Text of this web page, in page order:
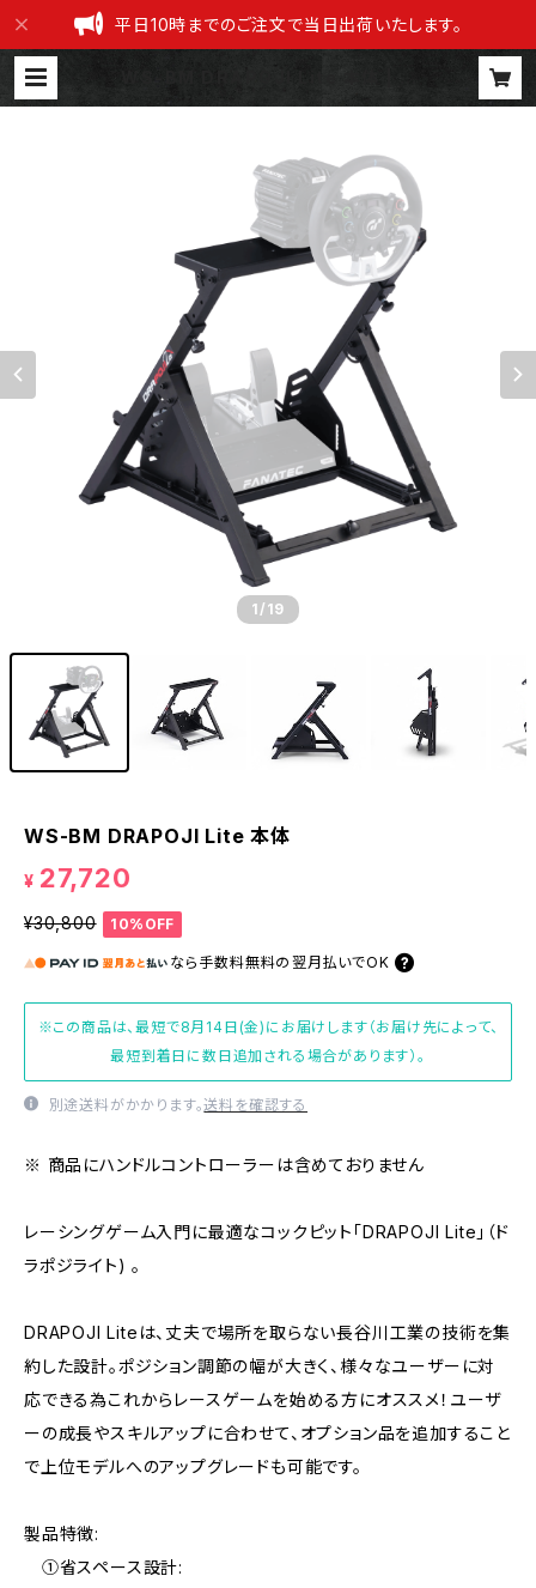
平日10時までのご注文で当日出荷いたします。
1 /19
WS-BM DRAPOJI Lite 本体
¥ 27,720
¥30,800 10%OFF
なら 手数料無料の 翌月払いでOK
※この商品は、最短で8月14日(金)にお届けします（お届け先によって、
最短到着日に数日追加される場合があります）。
別途送料がかかります。送料を確認する
※ 商品にハンドルコントローラーは含めておりません
レーシングゲーム入門に最適なコックピット「DRAPOJI Lite」（ド
ラポジライト) 。
DRAPOJI Liteは、丈夫で場所を取らない長谷川工業の技術を集
約した設計。ポジション調節の幅が大きく、様々なユーザーに対
応できる為これからレースゲームを始める方にオススメ！ユーザ
ーの成長やスキルアップに合わせて、オプション品を追加すること
で上位モデルへのアップグレードも可能です。
製品特徴:
①省スペース設計: